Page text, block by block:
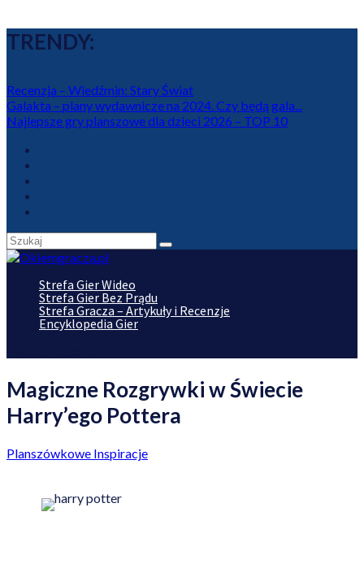
TRENDY:
Recenzja – Wiedźmin: Stary Świat
Galakta – plany wydawnicze na 2024. Czy będą gala...
Najlepsze gry planszowe dla dzieci 2026 – TOP 10
Strefa Gier Wideo
Strefa Gier Bez Prądu
Strefa Gracza – Artykuły i Recenzje
Encyklopedia Gier
Magiczne Rozgrywki w Świecie
Harry’ego Pottera
Planszówkowe Inspiracje